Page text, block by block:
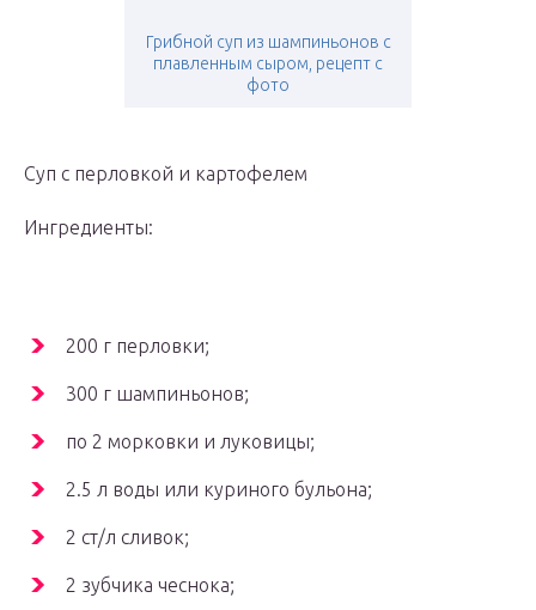
Грибной суп из шампиньонов с
плавленным сыром, рецепт с
фото
Суп с перловкой и картофелем
Ингредиенты:
200 г перловки;
300 г шампиньонов;
по 2 морковки и луковицы;
2.5 л воды или куриного бульона;
2 ст/л сливок;
2 зубчика чеснока;